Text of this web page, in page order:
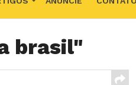
brasil"